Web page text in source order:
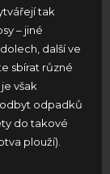
tak
– jiné
další ve
sbírat různé
však
odpadků
do takové
plouží).